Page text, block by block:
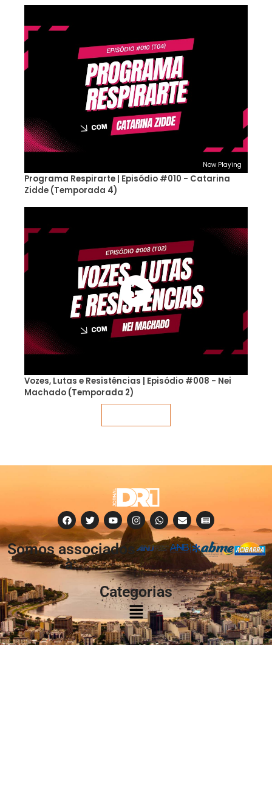
Now Playing
Programa Respirarte | Episódio #010 - Catarina
Zidde (Temporada 4)
Vozes, Lutas e Resistências | Episódio #008 - Nei
Machado (Temporada 2)
Somos associados
à:
Categorias